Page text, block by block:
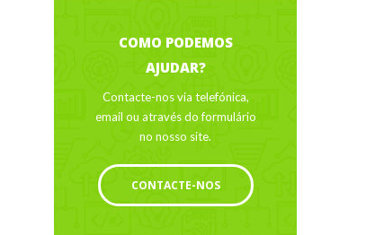
COMO PODEMOS
AJUDAR?
Contacte-nos via telefónica,
email ou através do formulário
no nosso site.
CONTACTE-NOS